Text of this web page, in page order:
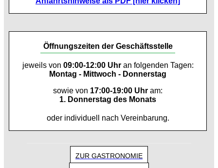
Öffnungszeiten der Geschäftsstelle
jeweils von 09:00-12:00 Uhran folgenden Tagen:
Montag - Mittwoch - Donnerstag
sowie von 17:00-19:00 Uhr am:
1. Donnerstag des Monats
oder individuell nach Vereinbarung.
ZUR GASTRONOMIE